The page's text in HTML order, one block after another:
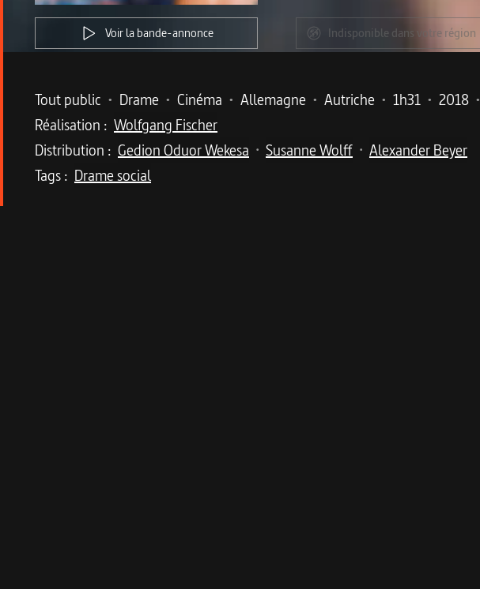
Voir la bande-annonce Indisponible dans votre région
Metadata du programme
Tout public • Drame • Cinéma • Allemagne • Autriche • 1h31 • 2018 •
Réalisation : Wolfgang Fischer
Distribution : Gedion Oduor Wekesa • Susanne Wolff • Alexander Beyer
Tags : Drame social